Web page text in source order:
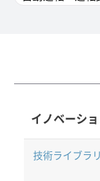
イノベーシ
技術ライブラ